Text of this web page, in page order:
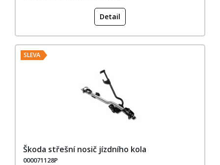
Detail
SLEVA
Škoda střešní nosič jízdního kola
000071128P